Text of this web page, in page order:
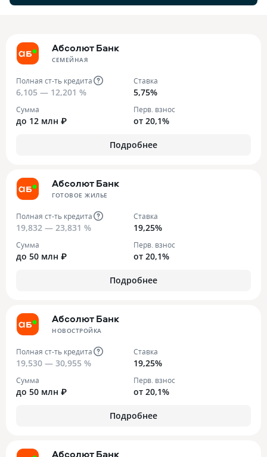
Абсолют Банк
СЕМЕЙНАЯ
Полная ст-ть кредита
6,105 — 12,201 %
Ставка
5,75%
Сумма
до 12 млн ₽
Перв. взнос
от 20,1%
Подробнее
Абсолют Банк
ГОТОВОЕ ЖИЛЬЕ
Полная ст-ть кредита
19,832 — 23,831 %
Ставка
19,25%
Сумма
до 50 млн ₽
Перв. взнос
от 20,1%
Подробнее
Абсолют Банк
НОВОСТРОЙКА
Полная ст-ть кредита
19,530 — 30,955 %
Ставка
19,25%
Сумма
до 50 млн ₽
Перв. взнос
от 20,1%
Подробнее
Абсолют Банк